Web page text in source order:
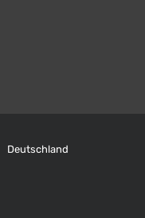
Deutschland